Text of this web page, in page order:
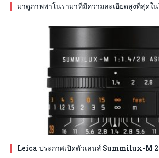
มาดูภาพพาโนรามาที่มีความละเอียดสูงที่สุดใ
Leica ประกาศเปิดตัวเลนส์ Summilux-M